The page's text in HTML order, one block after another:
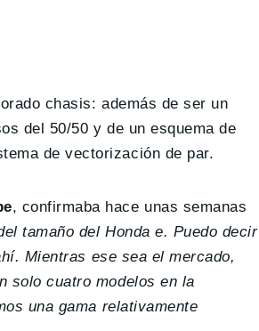
chasis: además de ser un
del 50/50 y de un esquema de
de vectorización de par.
, confirmaba hace unas semanas
tamaño del Honda e. Puedo decir
Mientras ese sea el mercado,
solo cuatro modelos en la
una gama relativamente